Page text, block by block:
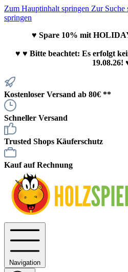
Zum Hauptinhalt springen Zur Suche
springen
♥ Spare 10% mit
♥ ♥ Bitte beachtet: Es erfolgt
19.08.26!
Kostenloser Versand ab 80€ **
Schneller Versand
Trusted Shops Käuferschutz
Kauf auf Rechnung
Navigation